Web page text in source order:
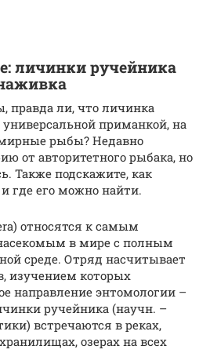
личинки ручейника
правда ли, что личинка
приманкой, на
рыбы? Недавно
от авторитетного рыбака, но
Также подскажите, как
где его можно найти.
относятся к самым
в мире с полным
среде. Отряд насчитывает
изучением которых
направление энтомологии –
ручейника (научн. –
встречаются в реках,
озерах на всех